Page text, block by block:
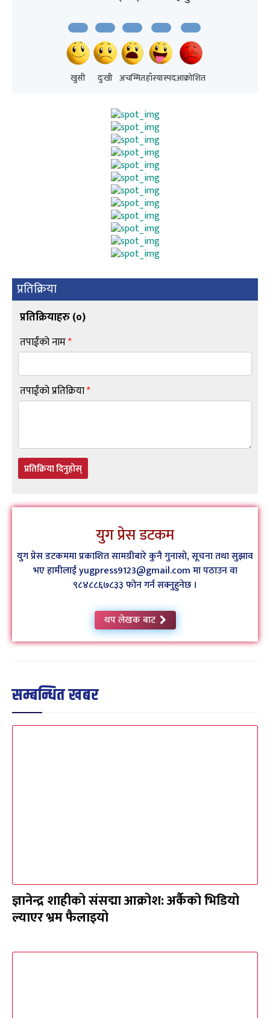
खुसी दुःखी अचम्मितहाँस्यास्पदआक्रोशित
प्रतिक्रिया
प्रतिक्रियाहरु (०)
तपाईंको नाम*
तपाईंको प्रतिक्रिया*
प्रतिक्रिया दिनुहोस्
युग प्रेस डटकम
युग प्रेस डटकममा प्रकाशित सामग्रीबारे कुनै गुनासो, सूचना तथा सुझाव
भए हामीलाई yugpress9123@gmail.com मा पठाउन वा
९८४८८६७८३३ फोन गर्न सक्नुहुनेछ ।
थप लेखक बाट
सम्बन्धित खबर
ज्ञानेन्द्र शाहीको संसद्मा आक्रोश: अर्कैको भिडियो
ल्याएर भ्रम फैलाइयो